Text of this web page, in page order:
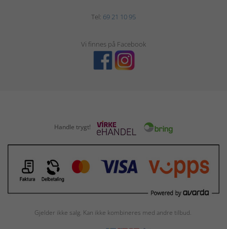
Tel: 69 21 10 95
Vi finnes på Facebook
Handle trygt!
Gjelder ikke salg. Kan ikke kombineres med andre tilbud.